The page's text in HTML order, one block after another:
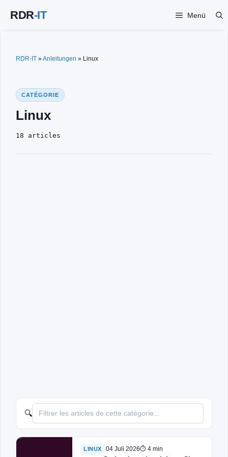
Inhalt
Menü
RDR-IT »Anleitungen » Linux
CATÉGORIE
Linux
18 articles
🔍
LINUX 04 Juli 2026⏱ 4 min